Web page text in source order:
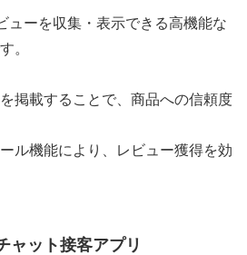
ューを収集・表示できる高機能な
。
掲載することで、商品への信頼度
ル機能により、レビュー獲得を効
ット接客アプリ